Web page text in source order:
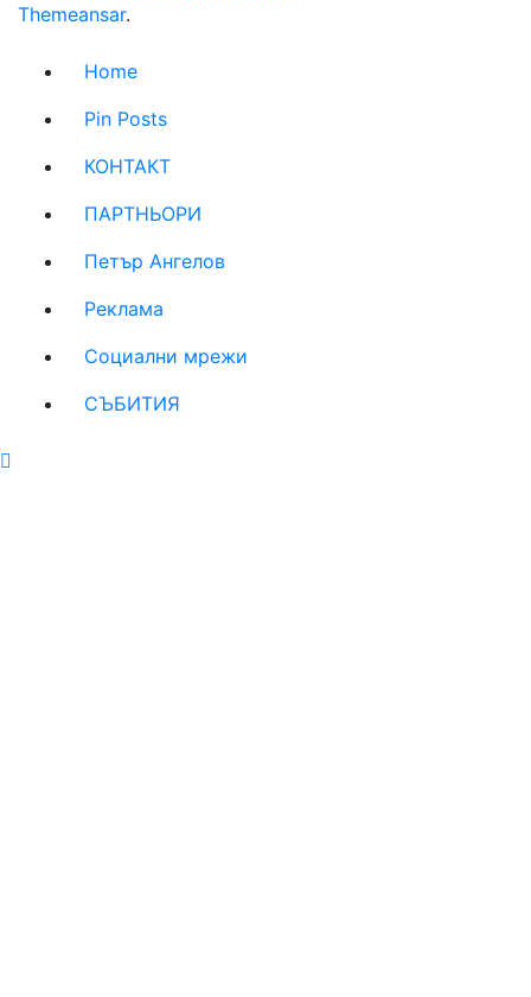
Themeansar.
Home
Pin Posts
КОНТАКТ
ПАРТНЬОРИ
Петър Ангелов
Реклама
Социални мрежи
СЪБИТИЯ